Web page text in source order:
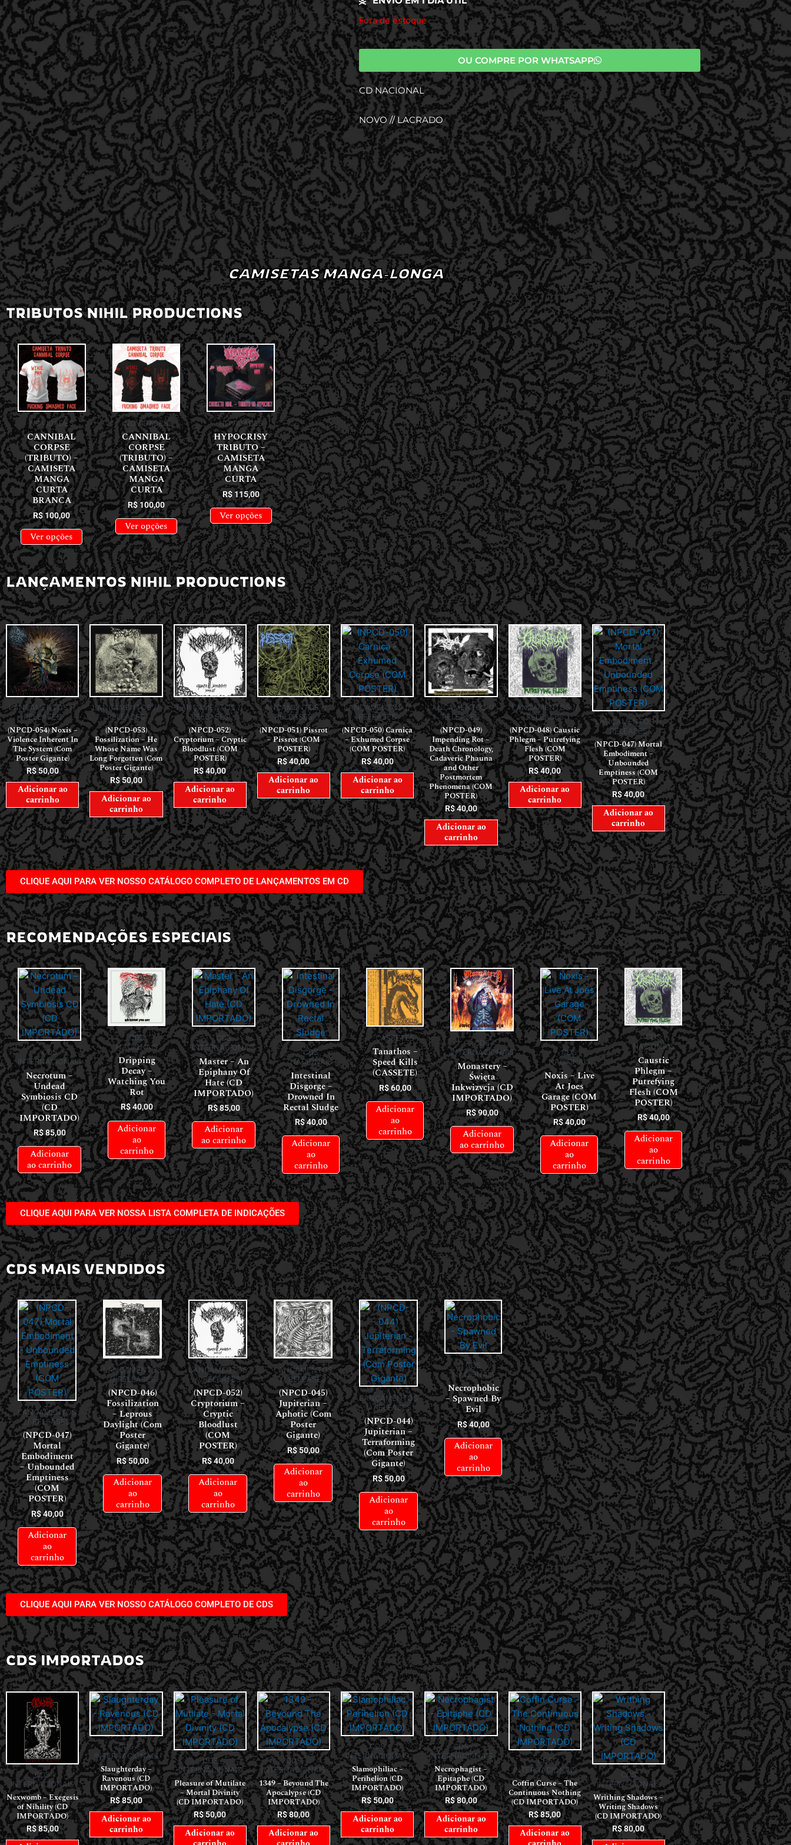
Fora de estoque
OU COMPRE POR WHATSAPP
CD NACIONAL
NOVO // LACRADO
CAMISETAS MANGA-LONGA
TRIBUTOS NIHIL PRODUCTIONS
NOVIDADES
CANNIBAL
CORPSE
(TRIBUTO) –
CAMISETA
MANGA
CURTA
BRANCA
R$100,00
Ver opções
NOVIDADES
CANNIBAL
CORPSE
(TRIBUTO) –
CAMISETA
MANGA
CURTA
R$100,00
Ver opções
NOVIDADES
HYPOCRISY
TRIBUTO –
CAMISETA
MANGA
CURTA
R$115,00
Ver opções
LANÇAMENTOS NIHIL PRODUCTIONS
LANÇAMENTOS //
RELEASES
(NPCD-054) Noxis –
Violence Inherent In
The System (Com
Poster Gigante)
R$50,00
Adicionar ao
carrinho
LANÇAMENTOS //
RELEASES
(NPCD-053)
Fossilization – He
Whose Name Was
Long Forgotten (Com
Poster Gigante)
R$50,00
Adicionar ao
carrinho
LANÇAMENTOS //
RELEASES
(NPCD-052)
Cryptorium – Cryptic
Bloodlust (COM
POSTER)
R$40,00
Adicionar ao
carrinho
LANÇAMENTOS //
RELEASES
(NPCD-051) Pissrot
– Pissrot (COM
POSTER)
R$40,00
Adicionar ao
carrinho
LANÇAMENTOS //
RELEASES
(NPCD-050) Carniça
– Exhumed Corpse
(COM POSTER)
R$40,00
Adicionar ao
carrinho
LANÇAMENTOS //
RELEASES
(NPCD-049)
Impending Rot –
Death Chronology,
Cadaveric Phauna
and Other
Postmortem
Phenomena (COM
POSTER)
R$40,00
Adicionar ao
carrinho
LANÇAMENTOS //
RELEASES
(NPCD-048) Caustic
Phlegm – Putrefying
Flesh (COM
POSTER)
R$40,00
Adicionar ao
carrinho
LANÇAMENTOS //
RELEASES
(NPCD-047) Mortal
Embodiment –
Unbounded
Emptiness (COM
POSTER)
R$40,00
Adicionar ao
carrinho
CLIQUE AQUI PARA VER NOSSO CATÁLOGO COMPLETO DE LANÇAMENTOS EM CD
RECOMENDAÇÕES ESPECIAIS
CDS
INTERNACIONAIS
Necrotum –
Undead
Symbiosis CD
(CD
IMPORTADO)
R$85,00
Adicionar
ao carrinho
CDS
NACIONAIS
Dripping
Decay –
Watching You
Rot
R$40,00
Adicionar
ao
carrinho
CDS
INTERNACIONAIS
Master – An
Epiphany Of
Hate (CD
IMPORTADO)
R$85,00
Adicionar
ao carrinho
CDS
NACIONAIS
Intestinal
Disgorge –
Drowned In
Rectal Sludge
R$40,00
Adicionar
ao
carrinho
CASSETES
Tanathos –
Speed Kills
(CASSETE)
R$60,00
Adicionar
ao
carrinho
CDS
INTERNACIONAIS
Monastery –
Święta
Inkwizycja (CD
IMPORTADO)
R$90,00
Adicionar
ao carrinho
CDS
NACIONAIS
Noxis – Live
At Joes
Garage (COM
POSTER)
R$40,00
Adicionar
ao
carrinho
CDS
NACIONAIS
Caustic
Phlegm –
Putrefying
Flesh (COM
POSTER)
R$40,00
Adicionar
ao
carrinho
CLIQUE AQUI PARA VER NOSSA LISTA COMPLETA DE INDICAÇÕES
CDS MAIS VENDIDOS
LANÇAMENTOS
// RELEASES
(NPCD-047)
Mortal
Embodiment
– Unbounded
Emptiness
(COM
POSTER)
R$40,00
Adicionar
ao
carrinho
LANÇAMENTOS
// RELEASES
(NPCD-046)
Fossilization
– Leprous
Daylight (Com
Poster
Gigante)
R$50,00
Adicionar
ao
carrinho
LANÇAMENTOS
// RELEASES
(NPCD-052)
Cryptorium –
Cryptic
Bloodlust
(COM
POSTER)
R$40,00
Adicionar
ao
carrinho
LANÇAMENTOS
// RELEASES
(NPCD-045)
Jupiterian –
Aphotic (Com
Poster
Gigante)
R$50,00
Adicionar
ao
carrinho
LANÇAMENTOS
// RELEASES
(NPCD-044)
Jupiterian –
Terraforming
(Com Poster
Gigante)
R$50,00
Adicionar
ao
carrinho
CDS
NACIONAIS
Necrophobic
– Spawned By
Evil
R$40,00
Adicionar
ao
carrinho
CLIQUE AQUI PARA VER NOSSO CATÁLOGO COMPLETO DE CDS
CDS IMPORTADOS
CDS
INTERNACIONAIS
Nexwomb – Exegesis
of Nihility (CD
IMPORTADO)
R$85,00
CDS
INTERNACIONAIS
Slaughterday –
Ravenous (CD
IMPORTADO)
R$85,00
Adicionar ao
carrinho
CDS
INTERNACIONAIS
Pleasure of Mutilate
– Mortal Divinity
(CD IMPORTADO)
R$50,00
Adicionar ao
CDS
INTERNACIONAIS
1349 – Beyound The
Apocalypse (CD
IMPORTADO)
R$80,00
Adicionar ao
CDS
INTERNACIONAIS
Slamophiliac –
Perihelion (CD
IMPORTADO)
R$50,00
Adicionar ao
carrinho
CDS
INTERNACIONAIS
Necrophagist –
Epitaphe (CD
IMPORTADO)
R$80,00
Adicionar ao
carrinho
CDS
INTERNACIONAIS
Coffin Curse – The
Continuous Nothing
(CD IMPORTADO)
R$85,00
Adicionar ao
CDS
INTERNACIONAIS
Writhing Shadows –
Writing Shadows
(CD IMPORTADO)
R$80,00